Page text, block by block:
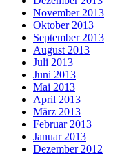
November 2013
Oktober 2013
September 2013
August 2013
Juli 2013
Juni 2013
Mai 2013
April 2013
März 2013
Februar 2013
Januar 2013
Dezember 2012